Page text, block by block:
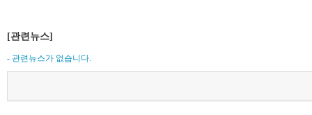
[관련뉴스]
- 관련뉴스가 없습니다.